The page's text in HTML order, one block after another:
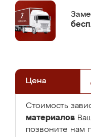
Цена
Стоимость
материалов
позвоните нам